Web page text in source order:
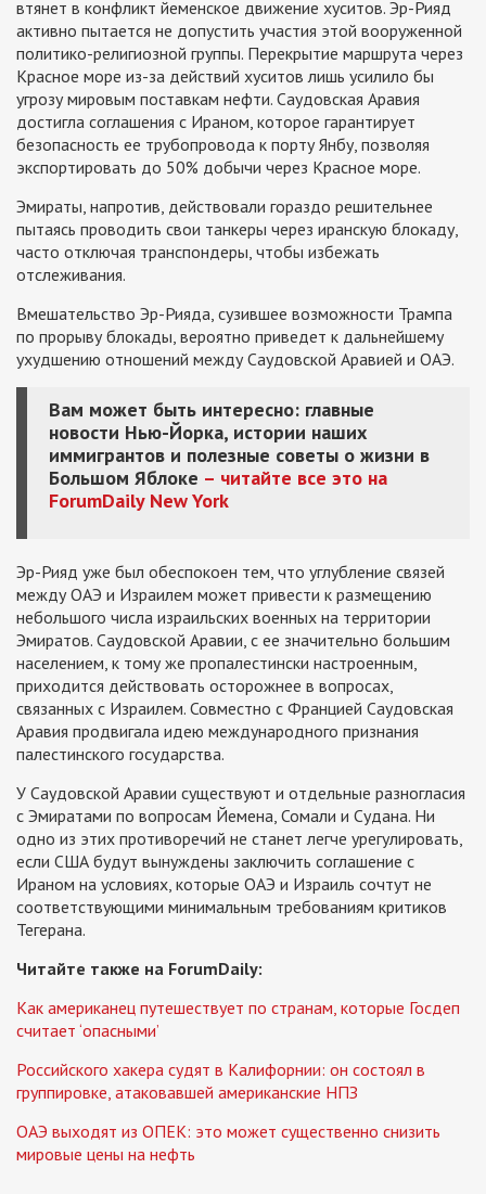
втянет в конфликт йеменское движение хуситов. Эр-Рияд
активно пытается не допустить участия этой вооруженной
политико-религиозной группы. Перекрытие маршрута через
Красное море из-за действий хуситов лишь усилило бы
угрозу мировым поставкам нефти. Саудовская Аравия
достигла соглашения с Ираном, которое гарантирует
безопасность ее трубопровода к порту Янбу, позволяя
экспортировать до 50% добычи через Красное море.
Эмираты, напротив, действовали гораздо решительнее
пытаясь проводить свои танкеры через иранскую блокаду,
часто отключая транспондеры, чтобы избежать
отслеживания.
Вмешательство Эр-Рияда, сузившее возможности Трампа
по прорыву блокады, вероятно приведет к дальнейшему
ухудшению отношений между Саудовской Аравией и ОАЭ.
Вам может быть интересно: главные
новости Нью-Йорка, истории наших
иммигрантов и полезные советы о жизни в
Большом Яблоке – читайте все это на
ForumDaily New York
Эр-Рияд уже был обеспокоен тем, что углубление связей
между ОАЭ и Израилем может привести к размещению
небольшого числа израильских военных на территории
Эмиратов. Саудовской Аравии, с ее значительно большим
населением, к тому же пропалестински настроенным,
приходится действовать осторожнее в вопросах,
связанных с Израилем. Совместно с Францией Саудовская
Аравия продвигала идею международного признания
палестинского государства.
У Саудовской Аравии существуют и отдельные разногласия
с Эмиратами по вопросам Йемена, Сомали и Судана. Ни
одно из этих противоречий не станет легче урегулировать,
если США будут вынуждены заключить соглашение с
Ираном на условиях, которые ОАЭ и Израиль сочтут не
соответствующими минимальным требованиям критиков
Тегерана.
Читайте также на ForumDaily:
Как американец путешествует по странам, которые Госдеп
считает ‘опасными’
Российского хакера судят в Калифорнии: он состоял в
группировке, атаковавшей американские НПЗ
ОАЭ выходят из ОПЕК: это может существенно снизить
мировые цены на нефть